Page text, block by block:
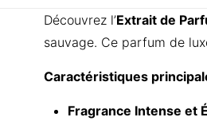
Découvrez l’Extrait de
sauvage. Ce parfum de
Caractéristiques
Fragrance Intense et